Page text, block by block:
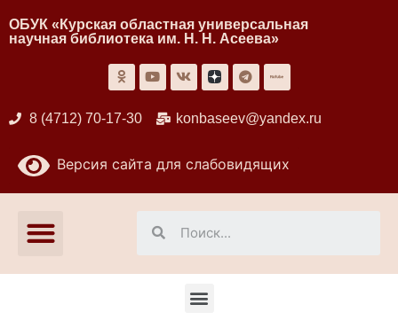
ОБУК «Курская областная универсальная
научная библиотека им. Н. Н. Асеева»
8 (4712) 70-17-30 konbaseev@yandex.ru
Версия сайта для слабовидящих